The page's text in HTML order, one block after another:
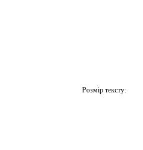
Розмір тексту: